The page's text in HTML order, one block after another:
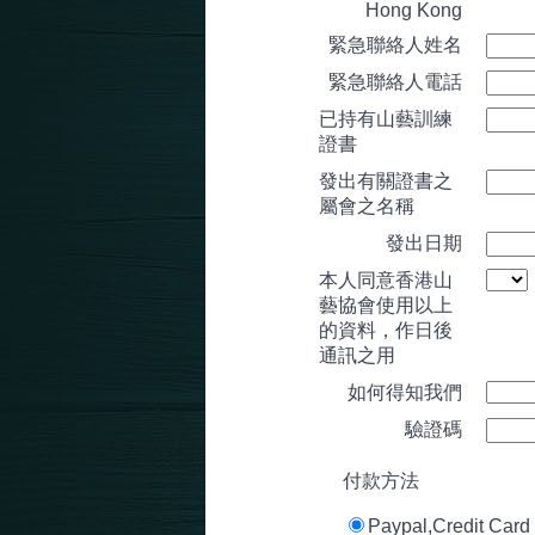
Hong Kong
緊急聯絡人姓名
緊急聯絡人電話
已持有山藝訓練
證書
發出有關證書之
屬會之名稱
發出日期
本人同意香港山
藝協會使用以上
的資料，作日後
通訊之用
如何得知我們
驗證碼
付款方法
Paypal,Credit Card